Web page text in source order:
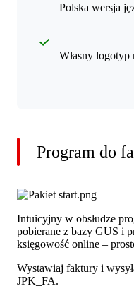
Polska wersja
Własny logotyp
Program do
Intuicyjny w obsłudze
pobierane z bazy GUS i
księgowość online –
Wystawiaj faktury i
JPK_FA.